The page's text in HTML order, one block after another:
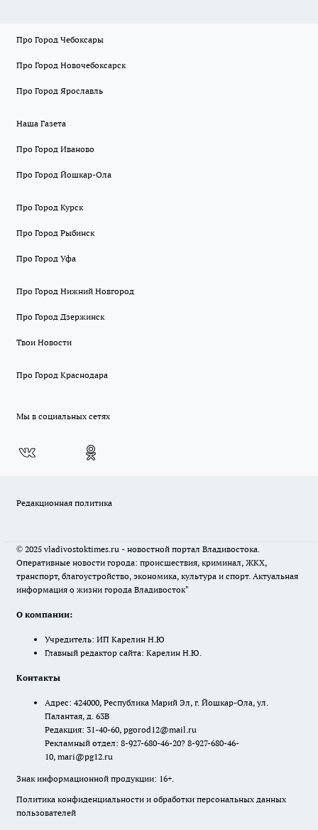
Про Город Чебоксары
Про Город Новочебоксарск
Про Город Ярославль
Наша Газета
Про Город Иваново
Про Город Йошкар-Ола
Про Город Курск
Про Город Рыбинск
Про Город Уфа
Про Город Нижний Новгород
Про Город Дзержинск
Твои Новости
Про Город Краснодара
Мы в социальных сетях
Редакционная политика
© 2025 vladivostoktimes.ru - новостной портал Владивостока.
Оперативные новости города: происшествия, криминал, ЖКХ,
транспорт, благоустройство, экономика, культура и спорт. Актуальная
информация о жизни города Владивосток"
О компании:
Учредитель: ИП Карелин Н.Ю
Главный редактор сайта: Карелин Н.Ю.
Контакты
Адрес: 424000, Республика Марий Эл, г. Йошкар-Ола, ул.
Палантая, д. 63В
Редакция: 31-40-60, pgorod12@mail.ru
Рекламный отдел: 8-927-680-46-20? 8-927-680-46-
10, mari@pg12.ru
Знак информационной продукции: 16+.
Политика конфиденциальности и обработки персональных данных
пользователей